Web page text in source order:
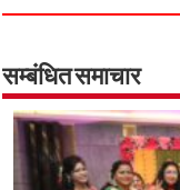
e
o
o
k
t
A
p
p
t
r
सम्बंधित समाचार